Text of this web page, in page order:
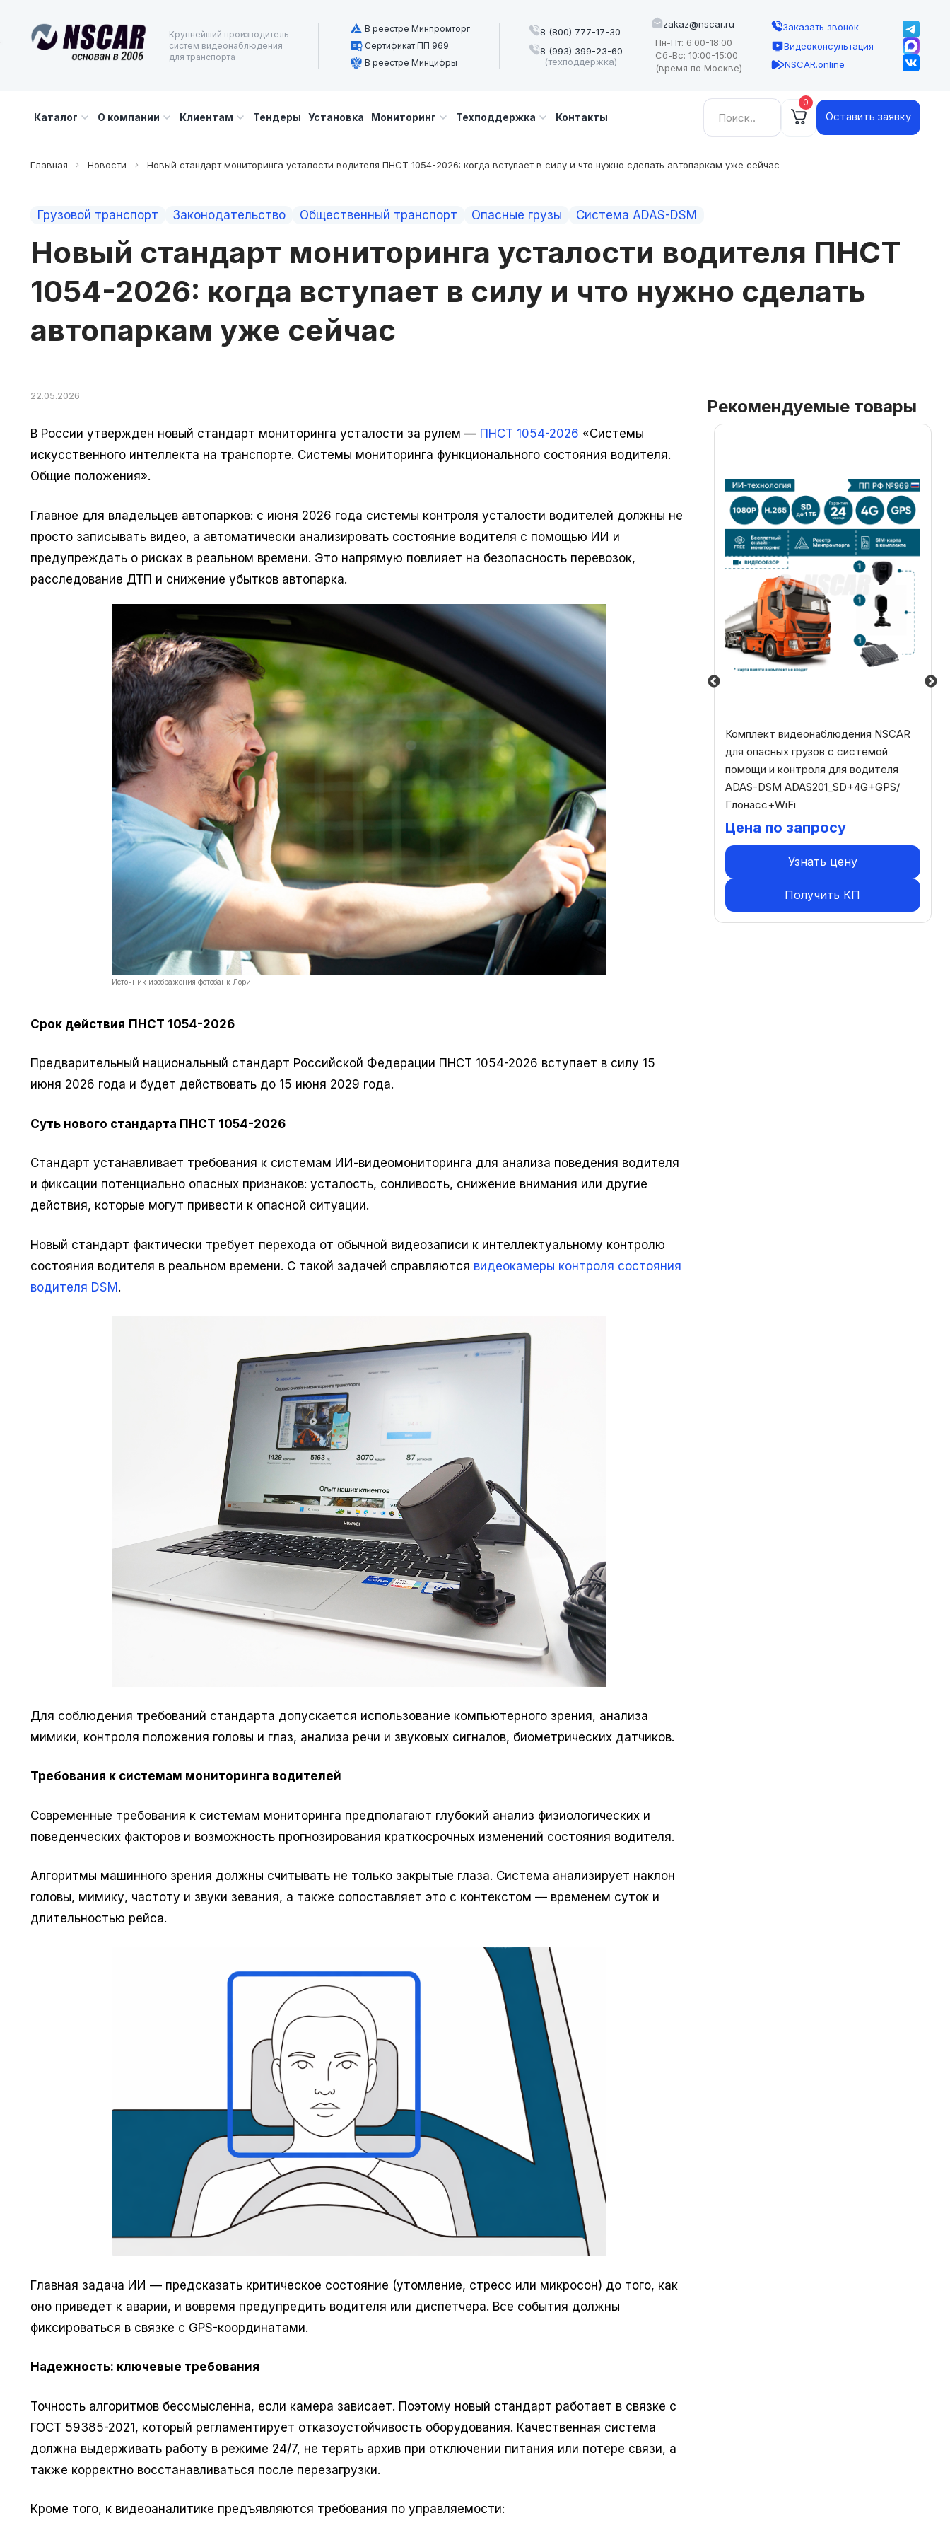
Крупнейший производитель
систем видеонаблюдения
для транспорта
В реестре Минпромторг
Сертификат ПП 969
В реестре Минцифры
8 (800) 777-17-30
8 (993) 399-23-60
(техподдержка)
zakaz@nscar.ru
Пн-Пт: 6:00-18:00
Сб-Вс: 10:00-15:00
(время по Москве)
Заказать звонок
Видеоконсультация
NSCAR.online
Каталог О компании Клиентам Тендеры Установка Мониторинг Техподдержка Контакты
Найти: 0
Оставить заявку
Главная Новости Новый стандарт мониторинга усталости водителя ПНСТ 1054-2026: когда вступает в силу и что нужно сделать автопаркам уже сейчас
Грузовой транспорт Законодательство Общественный транспорт Опасные грузы Система ADAS-DSM
Новый стандарт мониторинга усталости водителя ПНСТ
1054-2026: когда вступает в силу и что нужно сделать
автопаркам уже сейчас
22.05.2026
В России утвержден новый стандарт мониторинга усталости за рулем — ПНСТ 1054-2026 «Системы
искусственного интеллекта на транспорте. Системы мониторинга функционального состояния водителя.
Общие положения».
Главное для владельцев автопарков: с июня 2026 года системы контроля усталости водителей должны не
просто записывать видео, а автоматически анализировать состояние водителя с помощью ИИ и
предупреждать о рисках в реальном времени. Это напрямую повлияет на безопасность перевозок,
расследование ДТП и снижение убытков автопарка.
Источник изображения фотобанк Лори
Срок действия ПНСТ 1054-2026
Предварительный национальный стандарт Российской Федерации ПНСТ 1054-2026 вступает в силу 15
июня 2026 года и будет действовать до 15 июня 2029 года.
Суть нового стандарта ПНСТ 1054-2026
Стандарт устанавливает требования к системам ИИ-видеомониторинга для анализа поведения водителя
и фиксации потенциально опасных признаков: усталость, сонливость, снижение внимания или другие
действия, которые могут привести к опасной ситуации.
Новый стандарт фактически требует перехода от обычной видеозаписи к интеллектуальному контролю
состояния водителя в реальном времени. С такой задачей справляются видеокамеры контроля состояния
водителя DSM.
Для соблюдения требований стандарта допускается использование компьютерного зрения, анализа
мимики, контроля положения головы и глаз, анализа речи и звуковых сигналов, биометрических датчиков.
Требования к системам мониторинга водителей
Современные требования к системам мониторинга предполагают глубокий анализ физиологических и
поведенческих факторов и возможность прогнозирования краткосрочных изменений состояния водителя.
Алгоритмы машинного зрения должны считывать не только закрытые глаза. Система анализирует наклон
головы, мимику, частоту и звуки зевания, а также сопоставляет это с контекстом — временем суток и
длительностью рейса.
Главная задача ИИ — предсказать критическое состояние (утомление, стресс или микросон) до того, как
оно приведет к аварии, и вовремя предупредить водителя или диспетчера. Все события должны
фиксироваться в связке с GPS-координатами.
Надежность: ключевые требования
Точность алгоритмов бессмысленна, если камера зависает. Поэтому новый стандарт работает в связке с
ГОСТ 59385-2021, который регламентирует отказоустойчивость оборудования. Качественная система
должна выдерживать работу в режиме 24/7, не терять архив при отключении питания или потере связи, а
также корректно восстанавливаться после перезагрузки.
Кроме того, к видеоаналитике предъявляются требования по управляемости:
Рекомендуемые товары
Комплект для грузового транспорта
с системой помощи и контроля для
водителя ADAS-DSM ADAS201_SD+
4G+GPS/Глонасс+WiFi
Цена по запросу
Узнать цену
Получить КП
Комплект видеонаблюдения NSCAR
для опасных грузов с системой
помощи и контроля для водителя
ADAS-DSM ADAS201_SD+4G+GPS/
Глонасс+WiFi
Цена по запросу
Узнать цену
Получить КП